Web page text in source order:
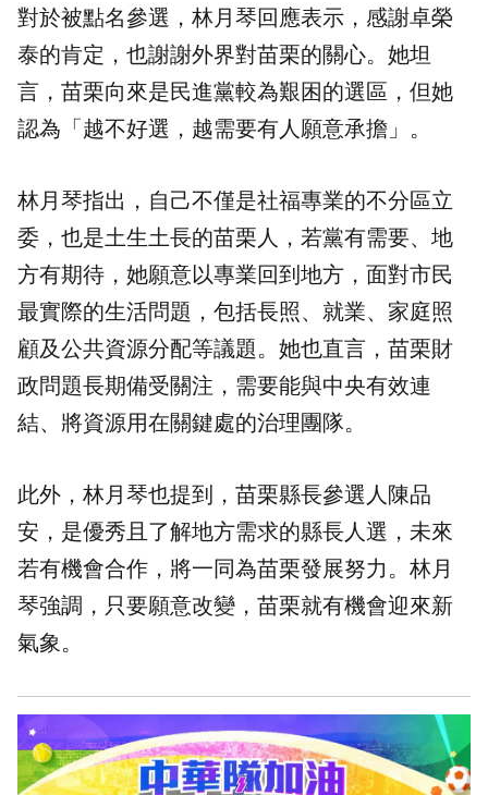
對於被點名參選，林月琴回應表示，感謝卓榮
泰的肯定，也謝謝外界對苗栗的關心。她坦
言，苗栗向來是民進黨較為艱困的選區，但她
認為「越不好選，越需要有人願意承擔」。
林月琴指出，自己不僅是社福專業的不分區立
委，也是土生土長的苗栗人，若黨有需要、地
方有期待，她願意以專業回到地方，面對市民
最實際的生活問題，包括長照、就業、家庭照
顧及公共資源分配等議題。她也直言，苗栗財
政問題長期備受關注，需要能與中央有效連
結、將資源用在關鍵處的治理團隊。
此外，林月琴也提到，苗栗縣長參選人陳品
安，是優秀且了解地方需求的縣長人選，未來
若有機會合作，將一同為苗栗發展努力。林月
琴強調，只要願意改變，苗栗就有機會迎來新
氣象。